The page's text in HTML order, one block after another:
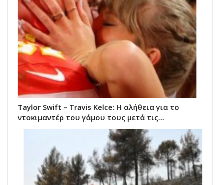
Taylor Swift – Travis Kelce: Η αλήθεια για το
ντοκιμαντέρ του γάμου τους μετά τις…